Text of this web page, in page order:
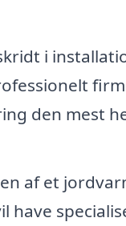
i
den mest
af et
have